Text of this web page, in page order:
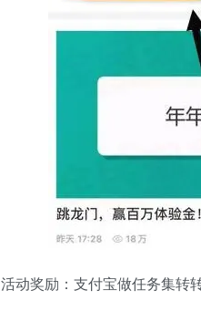
活动奖励：支付宝做任务集转